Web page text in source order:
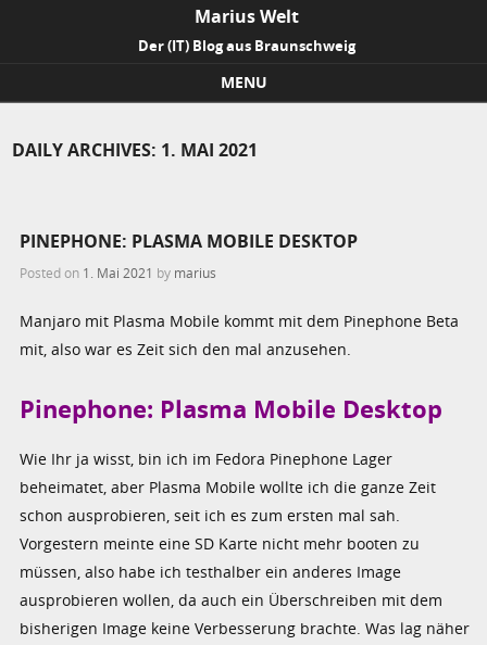
Marius Welt
Der (IT) Blog aus Braunschweig
MENU
DAILY ARCHIVES: 1. MAI 2021
PINEPHONE: PLASMA MOBILE DESKTOP
Posted on 1. Mai 2021 by marius
Manjaro mit Plasma Mobile kommt mit dem Pinephone Beta
mit, also war es Zeit sich den mal anzusehen.
Pinephone: Plasma Mobile Desktop
Wie Ihr ja wisst, bin ich im Fedora Pinephone Lager
beheimatet, aber Plasma Mobile wollte ich die ganze Zeit
schon ausprobieren, seit ich es zum ersten mal sah.
Vorgestern meinte eine SD Karte nicht mehr booten zu
müssen, also habe ich testhalber ein anderes Image
ausprobieren wollen, da auch ein Überschreiben mit dem
bisherigen Image keine Verbesserung brachte. Was lag näher